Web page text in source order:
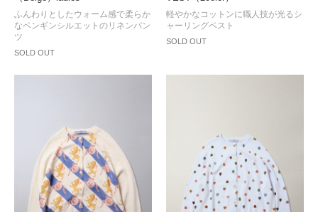
SOLD OUT
ふんわりとしたウォーム感で柔らか
なペンギンシルエットのリネンパン
ツ
SOLD OUT
軽やかなコットンに職人技が光るシ
ャーリングベスト